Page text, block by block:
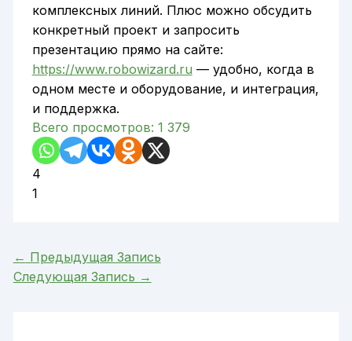
комплексных линий. Плюс можно обсудить
конкретный проект и запросить
презентацию прямо на сайте:
https://www.robowizard.ru — удобно, когда в
одном месте и оборудование, и интеграция,
и поддержка.
Всего просмотров: 1 379
4
1
← Предыдущая Запись
Следующая Запись →